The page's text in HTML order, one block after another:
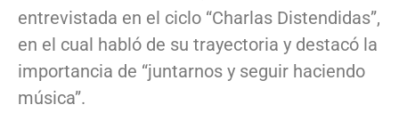
entrevistada en el ciclo “Charlas Distendidas”,
en el cual habló de su trayectoria y destacó la
importancia de “juntarnos y seguir haciendo
música”.